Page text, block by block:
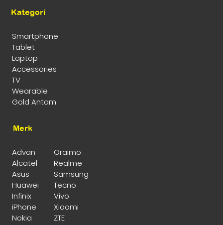
Kategori
Smartphone
Tablet
Laptop
Accessories
TV
Wearable
Gold Antam
Merk
Advan
Oraimo
Alcatel
Realme
Asus
Samsung
Huawei
Tecno
Infinix
Vivo
iPhone
Xiaomi
Nokia
ZTE